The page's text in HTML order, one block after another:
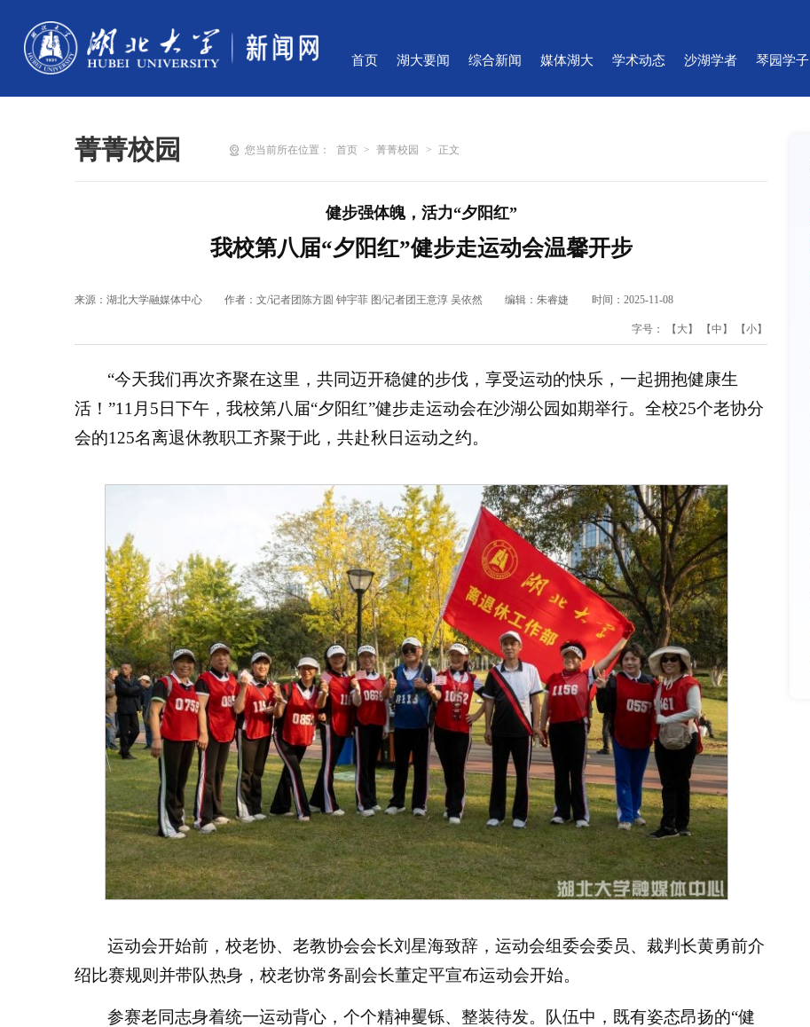
首页 湖大要闻 综合新闻 媒体湖大 学术动态 沙湖学者 琴园学子
菁菁校园 您当前所在位置： 首页 > 菁菁校园 > 正文
健步强体魄，活力“夕阳红”
我校第八届“夕阳红”健步走运动会温馨开步
来源：湖北大学融媒体中心 作者：文/记者团陈方圆 钟宇菲 图/记者团王意淳 吴依然 编辑：朱睿婕 时间：2025-11-08
字号： 【大】 【中】 【小】
“今天我们再次齐聚在这里，共同迈开稳健的步伐，享受运动的快乐，一起拥抱健康生
活！”11月5日下午，我校第八届“夕阳红”健步走运动会在沙湖公园如期举行。全校25个老协分
会的125名离退休教职工齐聚于此，共赴秋日运动之约。
运动会开始前，校老协、老教协会会长刘星海致辞，运动会组委会委员、裁判长黄勇前介
绍比赛规则并带队热身，校老协常务副会长董定平宣布运动会开始。
参赛老同志身着统一运动背心，个个精神矍铄、整装待发。队伍中，既有姿态昂扬的“健